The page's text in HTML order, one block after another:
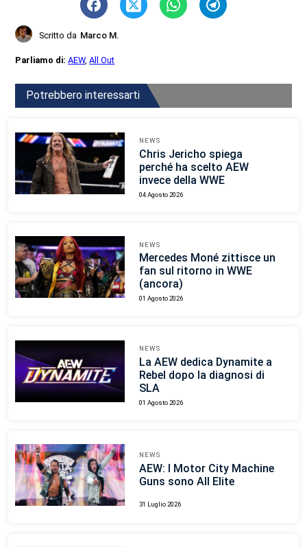
Scritto da Marco M.
Parliamo di:AEW,All Out
Potrebbero interessarti
NEWS
Chris Jericho spiega
perché ha scelto AEW
invece della WWE
04 Agosto 2026
NEWS
Mercedes Moné zittisce un
fan sul ritorno in WWE
(ancora)
01 Agosto 2026
NEWS
La AEW dedica Dynamite a
Rebel dopo la diagnosi di
SLA
01 Agosto 2026
NEWS
AEW: I Motor City Machine
Guns sono All Elite
31 Luglio 2026